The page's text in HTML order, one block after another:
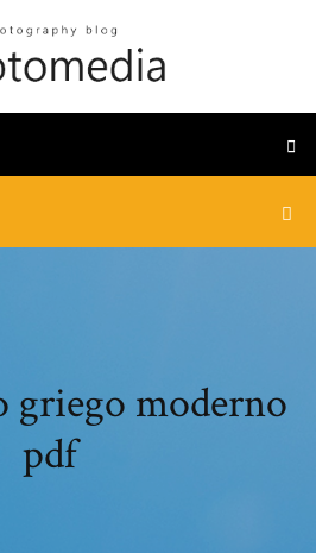
griego moderno
pdf